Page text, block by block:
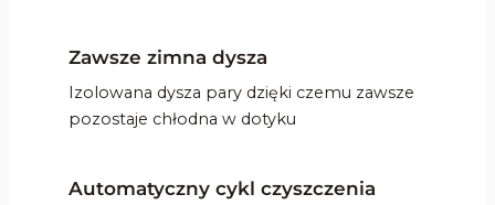
Zawsze zimna dysza
Izolowana dysza pary dzięki czemu zawsze
pozostaje chłodna w dotyku
Automatyczny cykl czyszczenia